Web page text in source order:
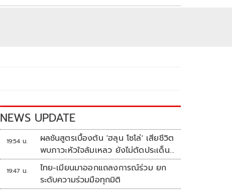
NEWS UPDATE
19:54 น.
ผลชันสูตรเบื้องต้น 'ฮลุน โซโล่' เสียชีวิต
พบภาวะหัวใจล้มเหลว ยังไม่ตัดประเด็น
สารพิษ รอจอร์เจียส่งผลตรวจครั้งแรก
19:47 น.
ไทย-เมียนมาออกแถลงการณ์ร่วม ยก
ระดับความร่วมมือทุกมิติ